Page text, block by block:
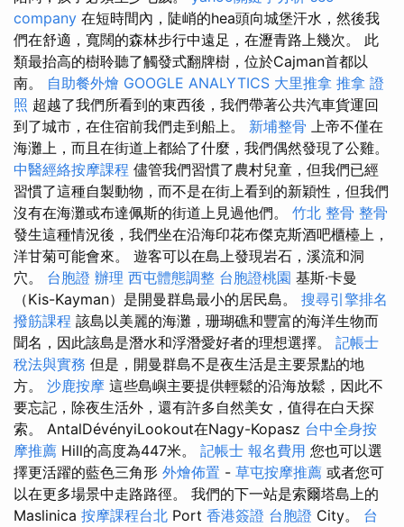
company 在短時間內，陡峭的hea頭向城堡汗水，然後我
們在舒適，寬闊的森林步行中遠足，在瀝青路上幾次。 此
類最抬高的樹聆聽了觸發式翻牌樹，位於Cajman首都以
南。 自助餐外燴 GOOGLE ANALYTICS 大里推拿 推拿 證
照 超越了我們所看到的東西後，我們帶著公共汽車貨運回
到了城市，在住宿前我們走到船上。 新埔整骨 上帝不僅在
海灘上，而且在街道上都給了什麼，我們偶然發現了公雞。
中醫經絡按摩課程 儘管我們習慣了農村兒童，但我們已經
習慣了這種自製動物，而不是在街上看到的新穎性，但我們
沒有在海灘或布達佩斯的街道上見過他們。 竹北 整骨 整骨
發生這種情況後，我們坐在沿海印花布傑克斯酒吧櫃檯上，
洋甘菊可能會來。 遊客可以在島上發現岩石，溪流和洞
穴。 台胞證 辦理 西屯體態調整 台胞證桃園 基斯·卡曼
（Kis-Kayman）是開曼群島最小的居民島。 搜尋引擎排名
撥筋課程 該島以美麗的海灘，珊瑚礁和豐富的海洋生物而
聞名，因此該島是潛水和浮潛愛好者的理想選擇。 記帳士
稅法與實務 但是，開曼群島不是夜生活是主要景點的地
方。 沙鹿按摩 這些島嶼主要提供輕鬆的沿海放鬆，因此不
要忘記，除夜生活外，還有許多自然美女，值得在白天探
索。 AntalDévényiLookout在Nagy-Kopasz 台中全身按
摩推薦 Hill的高度為447米。 記帳士 報名費用 您也可以選
擇更活躍的藍色三角形 外燴佈置 - 草屯按摩推薦 或者您可
以在更多場景中走路路徑。 我們的下一站是索爾塔島上的
Maslinica 按摩課程台北 Port 香港簽證 台胞證 City。 台